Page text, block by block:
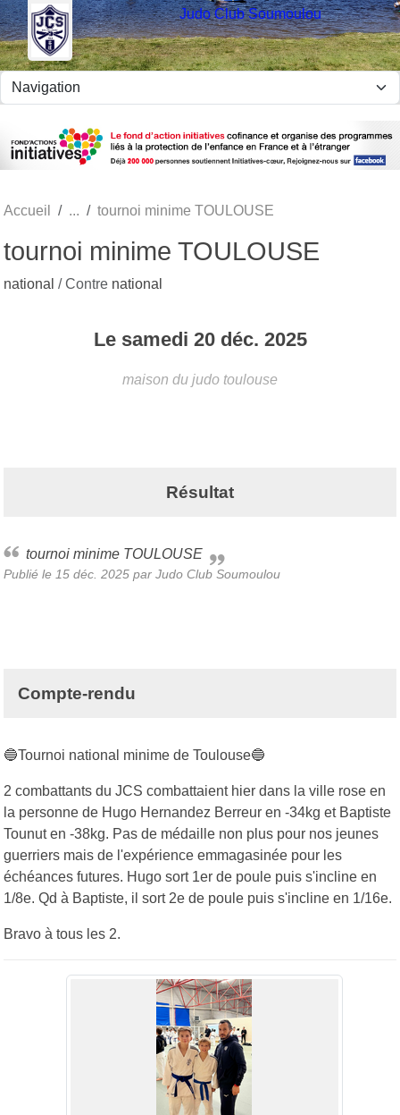
Judo Club Soumoulou
Accueil tournoi minime TOULOUSE
tournoi minime TOULOUSE
national / Contre national
Le samedi 20 déc. 2025
maison du judo toulouse
Résultat
tournoi minime TOULOUSE
Publié le 15 déc. 2025 par Judo Club Soumoulou
Compte-rendu
🔵Tournoi national minime de Toulouse🔵
2 combattants du JCS combattaient hier dans la ville rose en
la personne de Hugo Hernandez Berreur en -34kg et Baptiste
Tounut en -38kg. Pas de médaille non plus pour nos jeunes
guerriers mais de l'expérience emmagasinée pour les
échéances futures. Hugo sort 1er de poule puis s'incline en
1/8e. Qd à Baptiste, il sort 2e de poule puis s'incline en 1/16e.
Bravo à tous les 2.
Panneau de gestion des cookies